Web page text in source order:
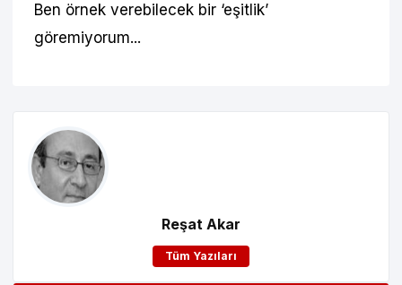
Ben örnek verebilecek bir ‘eşitlik’
göremiyorum...
Reşat Akar
Tüm Yazıları